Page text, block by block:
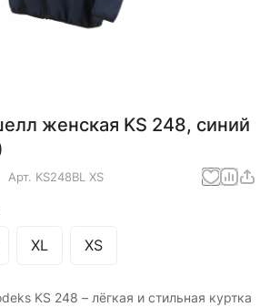
женская KS 248, синий
Арт. KS248BL XS
XL XS
KS 248 – лёгкая и стильная куртка